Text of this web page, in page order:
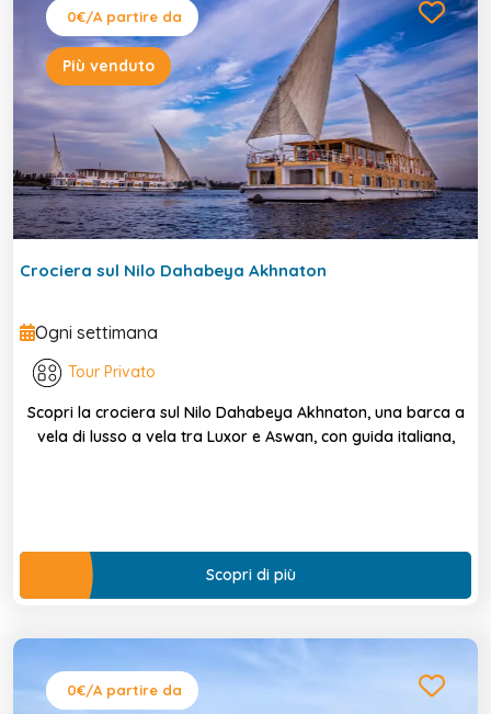
0€/A partire da
Più venduto
Crociera sul Nilo Dahabeya Akhnaton
Ogni settimana
Tour Privato
Scopri la crociera sul Nilo Dahabeya Akhnaton, una barca a
vela di lusso a vela tra Luxor e Aswan, con guida italiana,
Scopri di più
0€/A partire da